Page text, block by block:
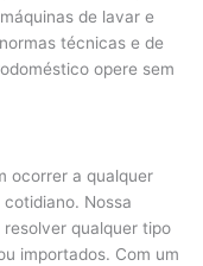
de lavar e
técnicas e de
opere sem
ocorrer a qualquer
Nossa
qualquer tipo
importados. Com um